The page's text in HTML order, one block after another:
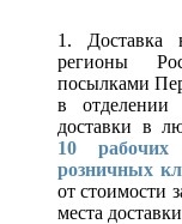
1. Доставка
регионы
посылками
в
доставки в
10 рабочих
розничных
от стоимости
места